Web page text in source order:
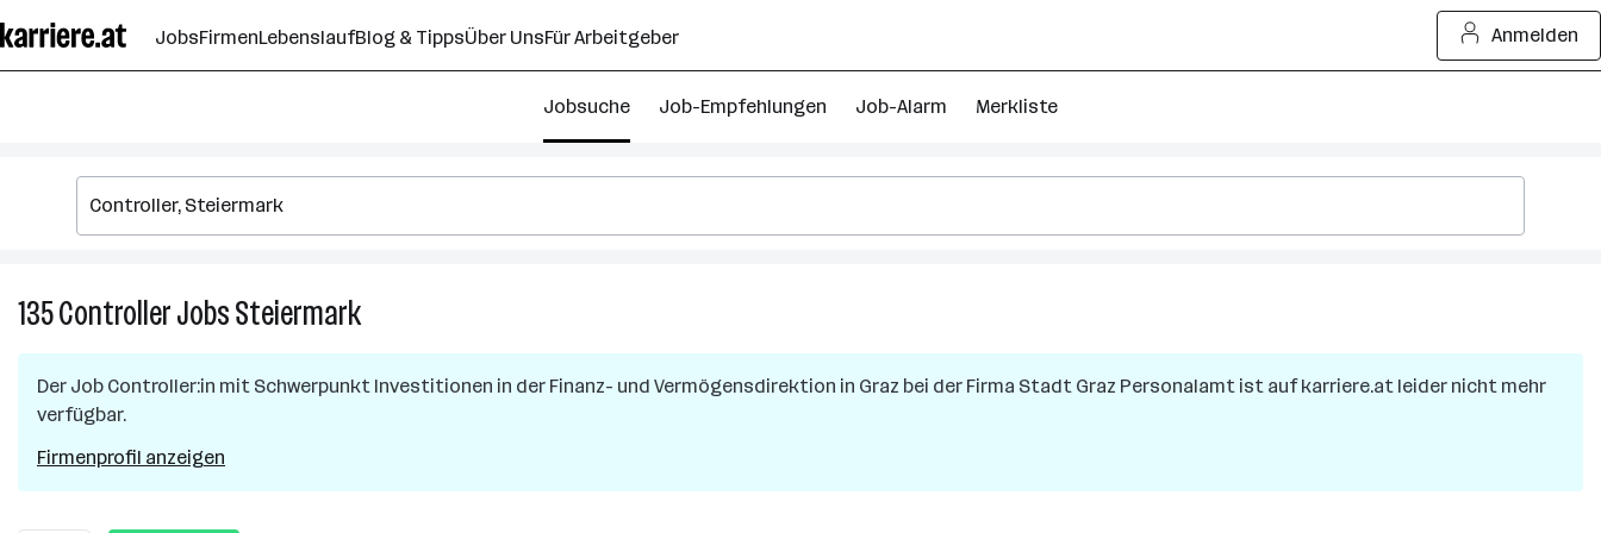
Seiteninhalt
springen
JobsFirmenLebenslaufBlog & TippsÜber UnsFür Arbeitgeber Anmelden
Jobsuche Job-Empfehlungen Job-Alarm Merkliste
135ControllerJobsSteiermark135
in
Der Job Controller:in mit Schwerpunkt Investitionen in der Finanz- und Vermögensdirektion in Graz bei der Firma Stadt Graz Personalamt ist auf karriere.at leider nicht mehr
verfügbar.
Firmenprofil anzeigen